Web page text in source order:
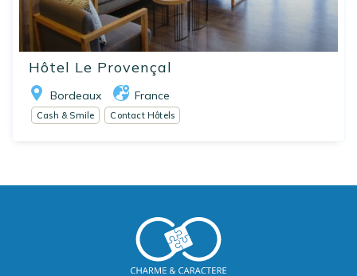
Hôtel Le Provençal
Bordeaux France
Cash & Smile Contact Hôtels